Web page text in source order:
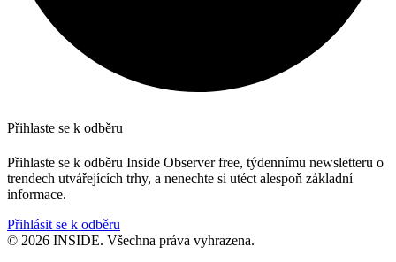
Přihlaste se k odběru
Přihlaste se k odběru Inside Observer free, týdennímu newsletteru o
trendech utvářejících trhy, a nenechte si utéct alespoň základní
informace.
Přihlásit se k odběru
© 2026 INSIDE. Všechna práva vyhrazena.